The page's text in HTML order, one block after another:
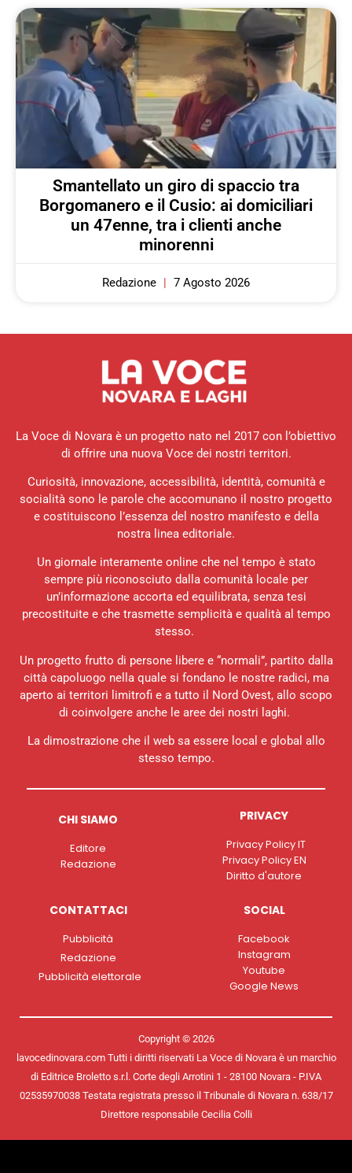
Smantellato un giro di spaccio tra
Borgomanero e il Cusio: ai domiciliari
un 47enne, tra i clienti anche
minorenni
Redazione 7 Agosto 2026
La Voce di Novara è un progetto nato nel 2017 con l’obiettivo
di offrire una nuova Voce dei nostri territori.
Curiosità, innovazione, accessibilità, identità, comunità e
socialità sono le parole che accomunano il nostro progetto
e costituiscono l’essenza del nostro manifesto e della
nostra linea editoriale.
Un giornale interamente online che nel tempo è stato
sempre più riconosciuto dalla comunità locale per
un’informazione accorta ed equilibrata, senza tesi
precostituite e che trasmette semplicità e qualità al tempo
stesso.
Un progetto frutto di persone libere e “normali”, partito dalla
città capoluogo nella quale si fondano le nostre radici, ma
aperto ai territori limitrofi e a tutto il Nord Ovest, allo scopo
di coinvolgere anche le aree dei nostri laghi.
La dimostrazione che il web sa essere local e global allo
stesso tempo.
CHI SIAMO
Editore
Redazione
PRIVACY
Privacy Policy IT
Privacy Policy EN
Diritto d'autore
CONTATTACI
Pubblicità
Redazione
Pubblicità elettorale
SOCIAL
Facebook
Instagram
Youtube
Google News
Copyright © 2026
lavocedinovara.com Tutti i diritti riservati La Voce di Novara è un marchio
di Editrice Broletto s.r.l. Corte degli Arrotini 1 - 28100 Novara - P.IVA
02535970038 Testata registrata presso il Tribunale di Novara n. 638/17
Direttore responsabile Cecilia Colli